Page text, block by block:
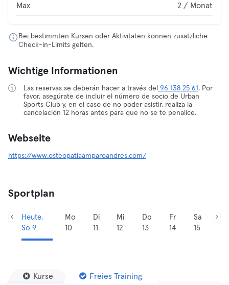
Max 2 / Monat
Bei bestimmten Kursen oder Aktivitäten können zusätzliche
Check-in-Limits gelten.
Wichtige Informationen
Las reservas se deberán hacer a través del 96 138 25 61 . Por
favor, asegúrate de incluir el número de socio de Urban
Sports Club y, en el caso de no poder asistir, realiza la
cancelación 12 horas antes para que no se te penalice.
Webseite
https://www.osteopatiaamparoandres.com/
Sportplan
Heute,
So 9
Mo
10
Di
11
Mi
12
Do
13
Fr
14
Sa
15
Kurse Freies Training